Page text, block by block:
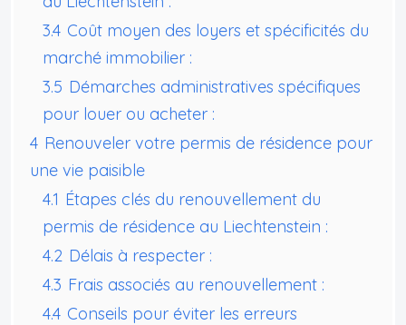
3.4 Coût moyen des loyers et spécificités du
marché immobilier :
3.5 Démarches administratives spécifiques
pour louer ou acheter :
4 Renouveler votre permis de résidence pour
une vie paisible
4.1 Étapes clés du renouvellement du
permis de résidence au Liechtenstein :
4.2 Délais à respecter :
4.3 Frais associés au renouvellement :
4.4 Conseils pour éviter les erreurs